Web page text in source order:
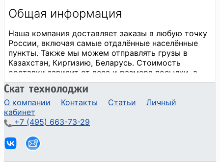
О компании Контакты Статьи
Личный
кабинет
+7 (495) 663-73-29